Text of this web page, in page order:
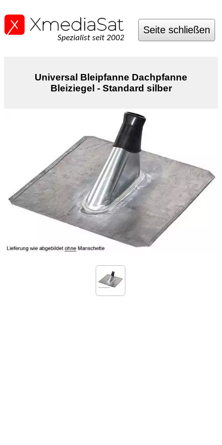
Spezialist seit 2002
Seite schließen
Universal Bleipfanne Dachpfanne
Bleiziegel - Standard silber